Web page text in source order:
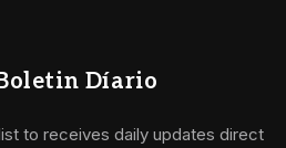
Díario
to receives daily updates direct